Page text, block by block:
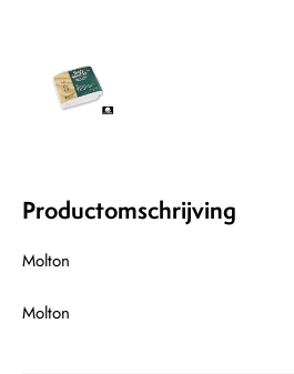
Productomschrijving
Molton
Molton